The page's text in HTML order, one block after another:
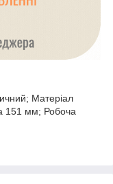
Матеріал
151 мм; Робоча